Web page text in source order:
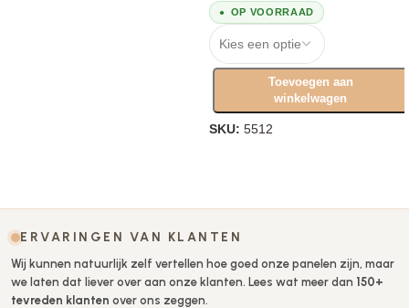
OP VOORRAAD
Toevoegen aan
winkelwagen
SKU: 5512
ERVARINGEN VAN KLANTEN
Wij kunnen natuurlijk zelf vertellen hoe goed onze panelen zijn, maar
we laten dat liever over aan onze klanten. Lees wat meer dan 150+
tevreden klanten over ons zeggen.